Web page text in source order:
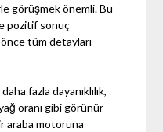
görüşmek önemli. Bu
pozitif sonuç
tüm detayları
fazla dayanıklılık,
oranı gibi görünür
araba motoruna